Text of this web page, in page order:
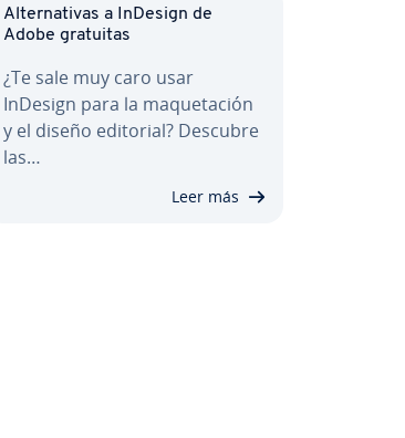
Al­te­r­na­ti­vas a InDesign de
Adobe gratuitas
¿Te sale muy caro usar
InDesign para la ma­que­ta­ción
y el diseño editorial? Descubre
las…
Leer más